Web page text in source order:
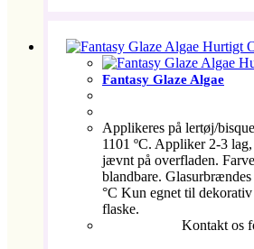
Hurtigt
Fantasy Glaze Algae
Applikeres på lertøj/
1101 ºC. Appliker 2-3
jævnt på overfladen.
blandbare.
°C Kun egnet til
flaske.
Kontakt os